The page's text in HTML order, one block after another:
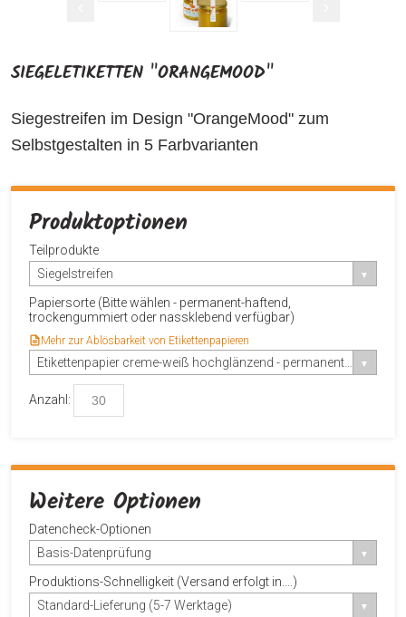
SIEGELETIKETTEN "ORANGEMOOD"
Siegestreifen im Design "OrangeMood" zum
Selbstgestalten in 5 Farbvarianten
Produktoptionen
Teilprodukte
Siegelstreifen
Papiersorte (Bitte wählen - permanent-haftend,
trockengummiert oder nassklebend verfügbar)
Mehr zur Ablösbarkeit von Etikettenpapieren
Anzahl:
Weitere Optionen
Datencheck-Optionen
Basis-Datenprüfung
Produktions-Schnelligkeit (Versand erfolgt in....)
Standard-Lieferung (5-7 Werktage)